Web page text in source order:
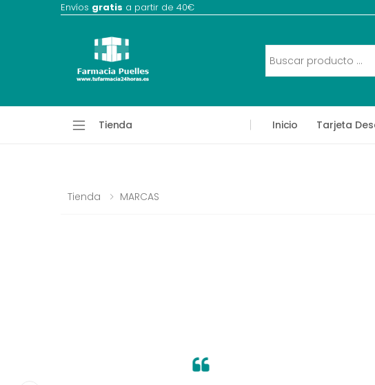
Envíos gratis a partir de 40€
Tienda Inicio Tarjeta
Tienda MARCAS